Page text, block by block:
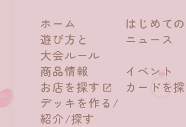
ホーム
はじめて
遊び方と
大会ルール
ニュース
商品情報
イベント
お店を探す
カードを
デッキを作る/
紹介/探す